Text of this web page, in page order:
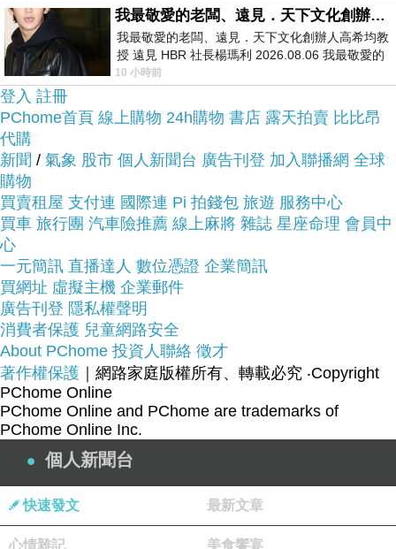
櫃精品)的推薦開箱文及心得分享!
找了很多【AGAPE】100%英國小羊毛被4.5X6.5尺
熱銷商品100%美國棉表布(百貨專櫃精品)評論跟比
價的結果，還有哪裡買最便宜划算，發現它真的很
不錯!!
而且在網路上購買，品質有保障又有七天鑑
賞期，不滿意可以退貨也不用擔心買
貴!
服務這麼優，當然在網路購物最好啦~~
看【AGAPE】100%英國小羊毛被4.5X6.5尺熱銷商
品100%美國棉表布(百貨專櫃精品)~~
商品網址:
我最敬愛的老闆、遠見．天下文化創辦人高希均教授
我最敬愛的老闆、遠見．天下文化創辦人高希均教
授 遠見 HBR 社長楊瑪利 2026.08.06 我最敬愛的
老闆、遠見．天下文化創辦人高希均教
10 小時前
登入 註冊
PChome首頁 線上購物 24h購物 書店 露天拍賣 比比昂
代購
新聞 / 氣象 股市 個人新聞台 廣告刊登 加入聯播網 全球
購物
買賣租屋 支付連 國際連 Pi 拍錢包 旅遊 服務中心
買車 旅行團 汽車險推薦 線上麻將 雜誌 星座命理 會員中
心
一元簡訊 直播達人 數位憑證 企業簡訊
買網址 虛擬主機 企業郵件
廣告刊登 隱私權聲明
消費者保護 兒童網路安全
About PChome 投資人聯絡 徵才
著作權保護 ｜網路家庭版權所有、轉載必究 ‧Copyright
PChome Online
PChome Online and PChome are trademarks of
PChome Online Inc.
個人新聞台
快速發文 最新文章
心情雜記 美食饗宴